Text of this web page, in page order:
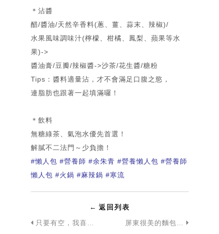
＊沾醬
醋/醬油/天然辛香料(蔥、薑、蒜末、辣椒)/
水果風味調味汁(檸檬、柑橘、鳳梨、蘋果等水
果)->
醬油膏/豆瓣/辣椒醬->沙茶/花生醬/糖粉
Tips：醬料適量沾，才不會滿足口腹之慾，
連脂肪也跟著一起填滿囉！
＊ 飲料
無糖綠茶、氣泡水優先首選！
解膩不二法門～少負擔！
#懶人包 #營養師 #余朱青 #營養懶人包 #營養師
懶人包 #火鍋 #麻辣鍋 #寒流
← 返回列表